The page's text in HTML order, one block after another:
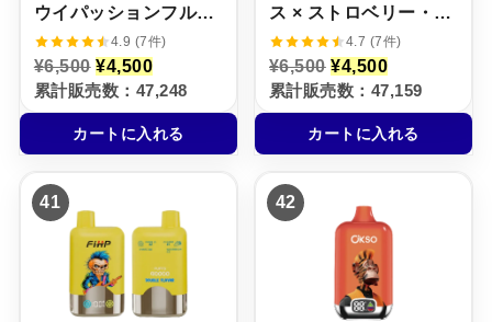
ウイパッションフルー
ツ味【ニコパフ】5%
4.9 (7件)
¥6,500 元
の
価
格
は
¥
0
0
で
し
た
。
¥4,500現
在
の
価
格
は
5
0
で
す
。
累計販売数：47,248
カートに入れる
ス × ストロベリー・キ
ウイ【ニコパフ】5%
4.7 (7件)
¥6,500 元
の
価
格
は
¥
0
0
た
。
¥4,500現
在
の
価
格
は
5
0
。
累計販売数：47,159
カートに入れる
41 42